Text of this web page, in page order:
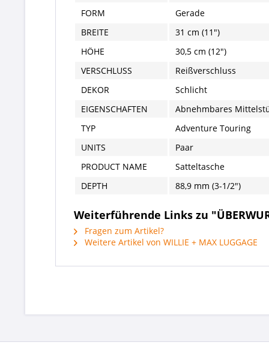
FORM
Gerade
BREITE
31 cm (11")
HÖHE
30,5 cm (12")
VERSCHLUSS
Reißverschluss
DEKOR
Schlicht
EIGENSCHAFTEN
Abnehmbares
TYP
Adventure Touring
UNITS
Paar
PRODUCT NAME
Satteltasche
DEPTH
88,9 mm (3-1/2")
Weiterführende Links zu
Fragen zum Artikel?
Weitere Artikel von WILLIE + MAX LUGGAGE